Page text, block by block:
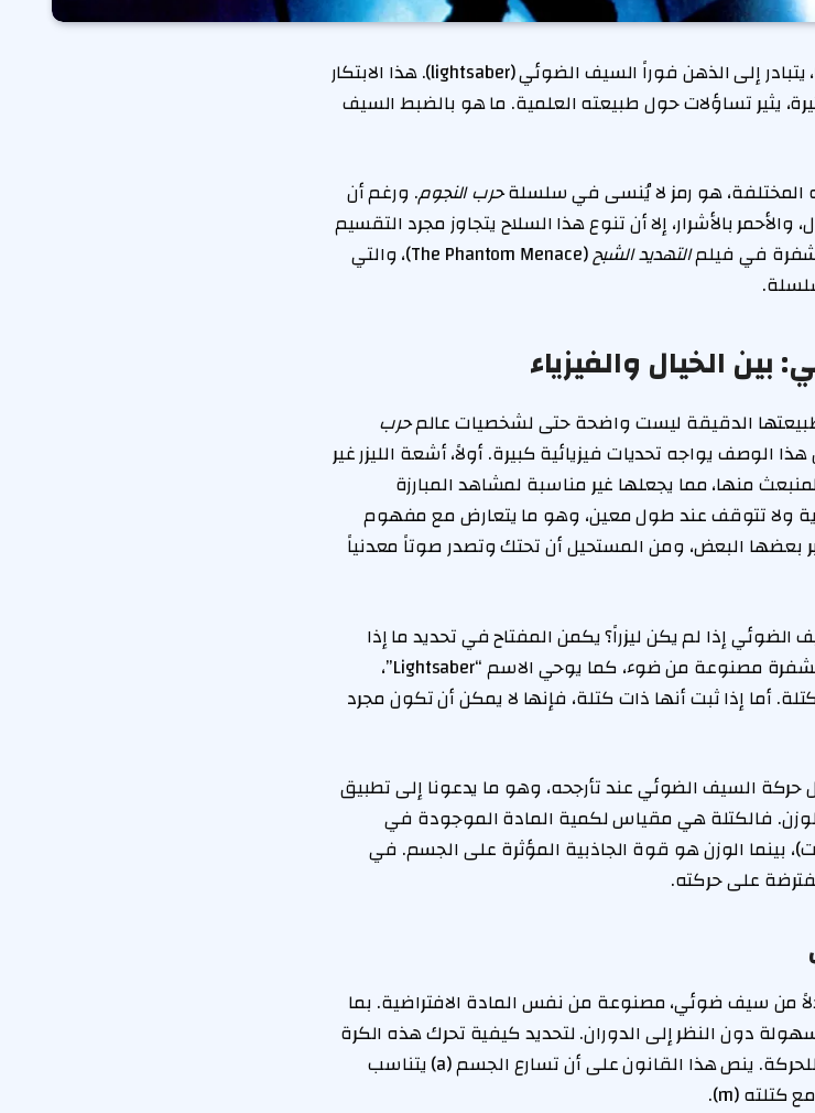
(Star Wars)، يتبادر إلى الذهن فوراً السيف الضوئي (lightsaber). هذا الابتكار
يثير تساؤلات حول طبيعته العلمية. ما هو بالضبط السيف
المختلفة، هو رمز لا يُنسى في سلسلةحرب النجوم. ورغم أن
والأحمر بالأشرار، إلا أن تنوع هذا السلاح يتجاوز مجرد التقسيم
في فيلمالتهديد الشبح
(The Phantom Menace)، والتي
الخيال والفيزياء
الدقيقة ليست واضحة حتى لشخصيات عالمحرب
هذا الوصف يواجه تحديات فيزيائية كبيرة. أولاً، أشعة الليزر غير
منها، مما يجعلها غير مناسبة لمشاهد المبارزة
نهاية ولا تتوقف عند طول معين، وهو ما يتعارض مع مفهوم
بعضها البعض، ومن المستحيل أن تحتك وتصدر صوتاً معدنياً
إذا لم يكن ليزراً؟ يكمن المفتاح في تحديد ما إذا
كانت شفرة السيف تمتلك كتلة. إذا كانت الشفرة مصنوعة من ضوء، كما يوحي الاسم “Lightsaber”،
أما إذا ثبت أنها ذات كتلة، فإنها لا يمكن أن تكون مجرد
حركة السيف الضوئي عند تأرجحه، وهو ما يدعونا إلى تطبيق
والوزن. فالكتلة هي مقياس لكمية المادة الموجودة في
بينما الوزن هو قوة الجاذبية المؤثرة على الجسم. في
على حركته.
من سيف ضوئي، مصنوعة من نفس المادة الافتراضية. بما
دون النظر إلى الدوران. لتحديد كيفية تحرك هذه الكرة
ذهاباً وإياباً، نستدعي القانون الثاني لنيوتن للحركة. ينص هذا القانون على أن تسارع الجسم (a) يتناسب